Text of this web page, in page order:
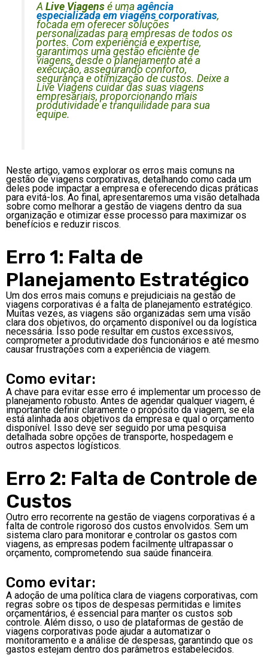
A Live Viagens é umaagência
especializada em viagens corporativas,
focada em oferecer soluções
personalizadas para empresas de todos os
portes. Com experiência e expertise,
garantimos uma gestão eficiente de
viagens, desde o planejamento até a
execução, assegurando conforto,
segurança e otimização de custos. Deixe a
Live Viagens cuidar das suas viagens
empresariais, proporcionando mais
produtividade e tranquilidade para sua
equipe.
Neste artigo, vamos explorar os erros mais comuns na
gestão de viagens corporativas, detalhando como cada um
deles pode impactar a empresa e oferecendo dicas práticas
para evitá-los. Ao final, apresentaremos uma visão detalhada
sobre como melhorar a gestão de viagens dentro da sua
organização e otimizar esse processo para maximizar os
benefícios e reduzir riscos.
Erro 1: Falta de
Planejamento Estratégico
Um dos erros mais comuns e prejudiciais na gestão de
viagens corporativas é a falta de planejamento estratégico.
Muitas vezes, as viagens são organizadas sem uma visão
clara dos objetivos, do orçamento disponível ou da logística
necessária. Isso pode resultar em custos excessivos,
comprometer a produtividade dos funcionários e até mesmo
causar frustrações com a experiência de viagem.
Como evitar:
A chave para evitar esse erro é implementar um processo de
planejamento robusto. Antes de agendar qualquer viagem, é
importante definir claramente o propósito da viagem, se ela
está alinhada aos objetivos da empresa e qual o orçamento
disponível. Isso deve ser seguido por uma pesquisa
detalhada sobre opções de transporte, hospedagem e
outros aspectos logísticos.
Erro 2: Falta de Controle de
Custos
Outro erro recorrente na gestão de viagens corporativas é a
falta de controle rigoroso dos custos envolvidos. Sem um
sistema claro para monitorar e controlar os gastos com
viagens, as empresas podem facilmente ultrapassar o
orçamento, comprometendo sua saúde financeira.
Como evitar:
A adoção de uma política clara de viagens corporativas, com
regras sobre os tipos de despesas permitidas e limites
orçamentários, é essencial para manter os custos sob
controle. Além disso, o uso de plataformas de gestão de
viagens corporativas pode ajudar a automatizar o
monitoramento e a análise de despesas, garantindo que os
gastos estejam dentro dos parâmetros estabelecidos.